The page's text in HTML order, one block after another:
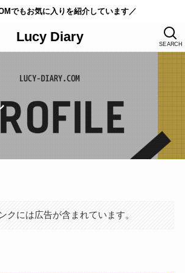
でもお気に入りを紹介しています／
Lucy Diary SEARCH
クには広告が含まれています。